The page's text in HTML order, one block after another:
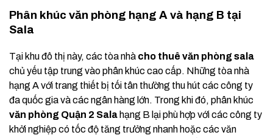
Phân khúc văn phòng hạng A và hạng B tại
Sala
Tại khu đô thị này, các tòa nhà cho thuê văn phòng sala
chủ yếu tập trung vào phân khúc cao cấp. Những tòa nhà
hạng A với trang thiết bị tối tân thường thu hút các công ty
đa quốc gia và các ngân hàng lớn. Trong khi đó, phân khúc
văn phòng Quận 2 Sala hạng B lại phù hợp với các công ty
khởi nghiệp có tốc độ tăng trưởng nhanh hoặc các văn